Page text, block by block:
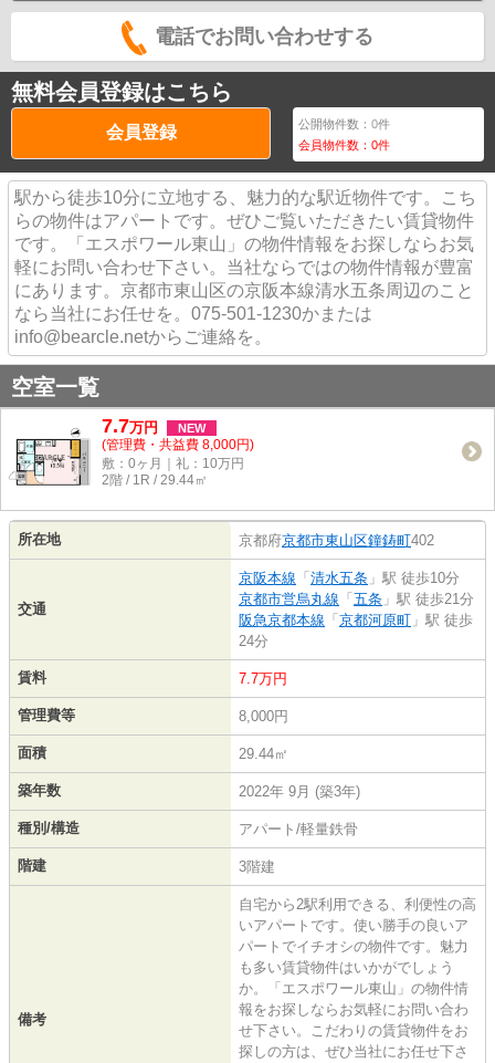
電話でお問い合わせする
無料会員登録はこちら
会員登録 公開物件数：0件
会員物件数：0件
駅から徒歩10分に立地する、魅力的な駅近物件です。こち
らの物件はアパートです。ぜひご覧いただきたい賃貸物件
です。「エスポワール東山」の物件情報をお探しならお気
軽にお問い合わせ下さい。当社ならではの物件情報が豊富
にあります。京都市東山区の京阪本線清水五条周辺のこと
なら当社にお任せを。075-501-1230かまたは
info@bearcle.netからご連絡を。
空室一覧
7.7万円 NEW
(管理費・共益費 8,000円)
敷：0ヶ月｜礼：10万円
2階 / 1R / 29.44㎡
所在地 京都府京都市東山区鐘鋳町402
交通
京阪本線 「 清水五条 」駅 徒歩10分
京都市営烏丸線 「 五条 」駅 徒歩21分
阪急京都本線 「 京都河原町 」駅 徒歩
24分
賃料 7.7万円
管理費等 8,000円
面積 29.44㎡
築年数 2022年 9月 (築3年)
種別/構造 アパート/軽量鉄骨
階建 3階建
備考
自宅から2駅利用できる、利便性の高
いアパートです。使い勝手の良いア
パートでイチオシの物件です。魅力
も多い賃貸物件はいかがでしょう
か。「エスポワール東山」の物件情
報をお探しならお気軽にお問い合わ
せ下さい。こだわりの賃貸物件をお
探しの方は、ぜひ当社にお任せ下さ